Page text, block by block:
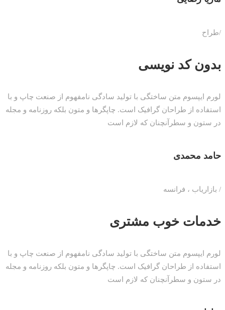
/طراح
بدون کد نویسی
لورم ایپسوم متن ساختگی با تولید سادگی نامفهوم از صنعت چاپ و با
استفاده از طراحان گرافیک است. چاپگرها و متون بلکه روزنامه و مجله
در ستون و سطرآنچنان که لازم است
حامد محمدی
/ بازاریاب ، فرانسه
خدمات خوب مشتری
لورم ایپسوم متن ساختگی با تولید سادگی نامفهوم از صنعت چاپ و با
استفاده از طراحان گرافیک است. چاپگرها و متون بلکه روزنامه و مجله
در ستون و سطرآنچنان که لازم است